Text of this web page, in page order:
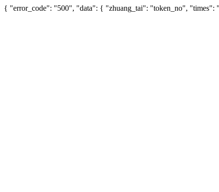
{ "error_code": "500", "data": { "zhuang_tai": "token_no", "times":